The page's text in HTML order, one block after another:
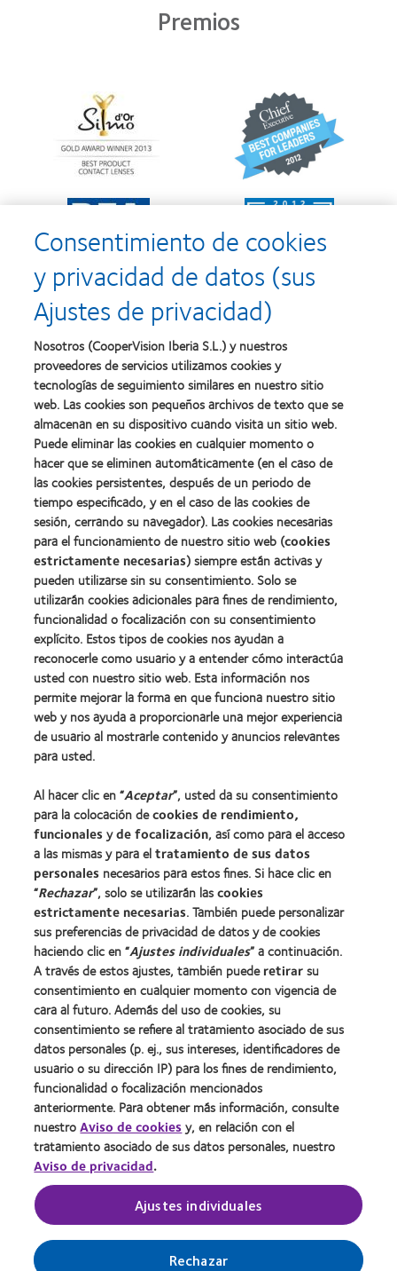
Premios
about
Premio
Silmo
mejor
con
MyDay™
Learn
more
about
2012
y
2010:
Mejor
empresa
el
desarrollo
del
liderazgo
Learn
about
2011:
Premios
a
mejor
(2011)
Learn
about
2011:
Premio
a
salud
Learn
more
about
2012:
Premio
Manufacturing
Leadership
100
(ML
100)
(2012)
Learn
more
about
2012
Premio
internacional
REBRAND
100®
(2012)
Learn
more
about
Premio
de
la
Industria
de
la
BCLA
Nuestros productos
Encuentre su lente
Tecnología para lentes de contacto
Lentes de contacto y visión
Usuario experimentado
Blog
Sobre nosotros
Carreras
Noticias
Contacto
Legal
Política de privacidad
Aviso Legal
Aviso de cookies
Condiciones del servicio
Public Country by Country Reporting
Buscar un centro
Gestionar preferencias de cookies
Consentimiento de cookies
y privacidad de datos (sus
Ajustes de privacidad)
Nosotros (CooperVision Iberia S.L.) y nuestros
proveedores de servicios utilizamos cookies y
tecnologías de seguimiento similares en nuestro sitio
web. Las cookies son pequeños archivos de texto que se
almacenan en su dispositivo cuando visita un sitio web.
Puede eliminar las cookies en cualquier momento o
hacer que se eliminen automáticamente (en el caso de
las cookies persistentes, después de un periodo de
tiempo especificado, y en el caso de las cookies de
sesión, cerrando su navegador). Las cookies necesarias
para el funcionamiento de nuestro sitio web (cookies
estrictamente necesarias) siempre están activas y
pueden utilizarse sin su consentimiento. Solo se
utilizarán cookies adicionales para fines de rendimiento,
funcionalidad o focalización con su consentimiento
explícito. Estos tipos de cookies nos ayudan a
reconocerle como usuario y a entender cómo interactúa
usted con nuestro sitio web. Esta información nos
permite mejorar la forma en que funciona nuestro sitio
web y nos ayuda a proporcionarle una mejor experiencia
de usuario al mostrarle contenido y anuncios relevantes
para usted.
Al hacer clic en “Aceptar”, usted da su consentimiento
para la colocación decookies de rendimiento,
funcionalesyde focalización, así como para el acceso
a las mismas y para eltratamiento de sus datos
personales necesarios para estos fines. Si hace clic en
“Rechazar”, solo se utilizarán lascookies
estrictamente necesarias. También puede personalizar
sus preferencias de privacidad de datos y de cookies
haciendo clic en “Ajustes individuales” a continuación.
A través de estos ajustes, también puederetirarsu
consentimiento en cualquier momento con vigencia de
cara al futuro. Además del uso de cookies, su
consentimiento se refiere al tratamiento asociado de sus
datos personales (p. ej., sus intereses, identificadores de
usuario o su dirección IP) para los fines de rendimiento,
funcionalidad o focalización mencionados
anteriormente. Para obtener más información, consulte
nuestroAviso de cookiesy, en relación con el
tratamiento asociado de sus datos personales, nuestro
Aviso de privacidad.
Ajustes individuales
Rechazar